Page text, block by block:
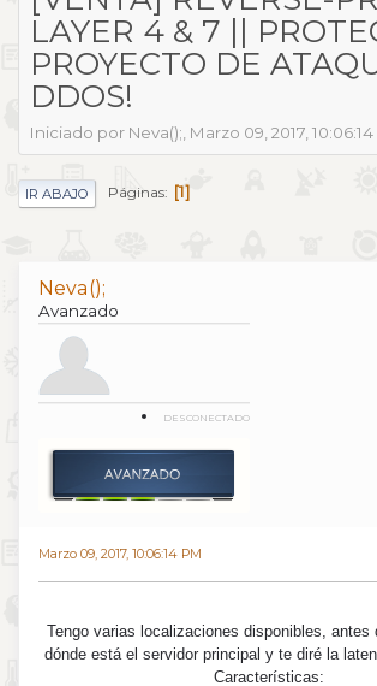
LAYER 4 & 7 ||
PROYECTO DE
DDOS!
Iniciado por Neva();, Marzo 09, 2017, 10:06:14
IR ABAJO Páginas 1
Neva();
Avanzado
DESCONECTADO
Marzo 09, 2017, 10:06:14 PM
Tengo varias localizaciones disponibles, antes
dónde está el servidor principal y te diré la
Características: